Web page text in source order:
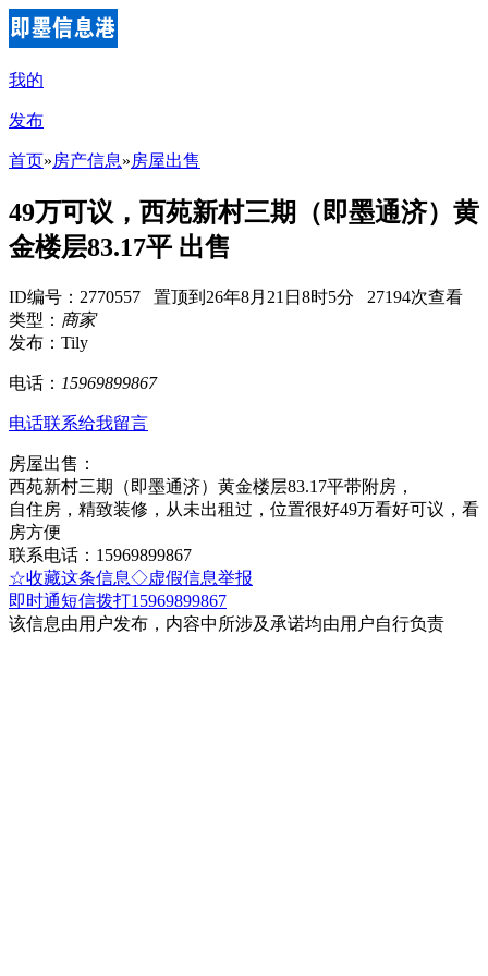
我的
发布
首页»房产信息»房屋出售
49万可议，西苑新村三期（即墨通济）黄
金楼层83.17平 出售
ID编号：2770557 置顶到26年8月21日8时5分 27194次查看
类型： 商家
发布：Tily
电话： 15969899867
电话联系给我留言
房屋出售：
西苑新村三期（即墨通济）黄金楼层83.17平带附房，
自住房，精致装修，从未出租过，位置很好49万看好可议，看
房方便
联系电话：15969899867
☆收藏这条信息◇虚假信息举报
即时通短信拨打15969899867
该信息由用户发布，内容中所涉及承诺均由用户自行负责